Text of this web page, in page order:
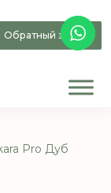
Обратный звонок
Pro Дуб